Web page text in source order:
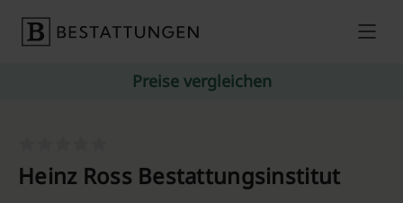
Preise vergleichen
Heinz Ross Bestattungsinstitut